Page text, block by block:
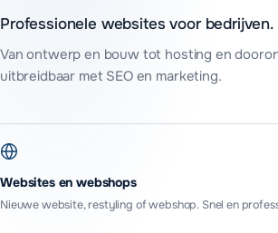
Professionele websites voor bedrijven.
Van ontwerp en bouw tot hosting en
uitbreidbaar met SEO en marketing.
Websites en webshops
Nieuwe website, restyling of webshop. Snel en